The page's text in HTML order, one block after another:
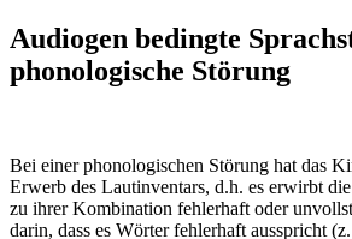
Audiogen bedingte
phonologische Störung
Bei einer phonologischen Störung hat das
Erwerb des Lautinventars, d.h. es erwirbt
zu ihrer Kombination fehlerhaft oder
darin, dass es Wörter fehlerhaft ausspricht